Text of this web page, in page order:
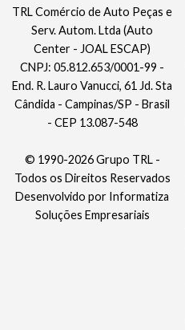
TRL Comércio de Auto Peças e
Serv. Autom. Ltda (Auto
Center - JOAL ESCAP)
CNPJ: 05.812.653/0001-99 -
End. R. Lauro Vanucci, 61 Jd. Sta
Cândida - Campinas/SP - Brasil
- CEP 13.087-548
© 1990-2026 Grupo TRL -
Todos os Direitos Reservados
Desenvolvido por Informatiza
Soluções Empresariais